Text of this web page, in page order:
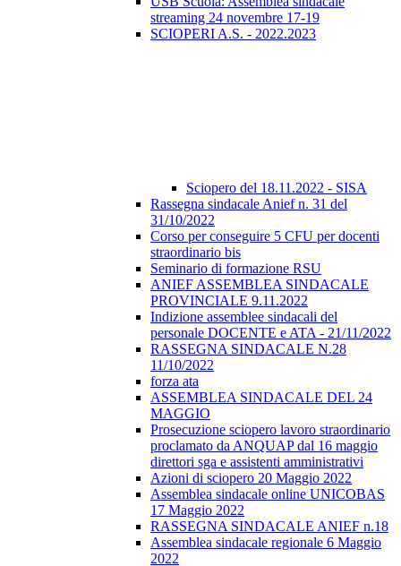
streaming 24 novembre 17-19
SCIOPERI A.S. - 2022.2023
Sciopero del 18.11.2022 - SISA
Rassegna sindacale Anief n. 31 del
31/10/2022
Corso per conseguire 5 CFU per docenti
straordinario bis
Seminario di formazione RSU
ANIEF ASSEMBLEA SINDACALE
PROVINCIALE 9.11.2022
Indizione assemblee sindacali del
personale DOCENTE e ATA - 21/11/2022
RASSEGNA SINDACALE N.28
11/10/2022
forza ata
ASSEMBLEA SINDACALE DEL 24
MAGGIO
Prosecuzione sciopero lavoro straordinario
proclamato da ANQUAP dal 16 maggio
direttori sga e assistenti amministrativi
Azioni di sciopero 20 Maggio 2022
Assemblea sindacale online UNICOBAS
17 Maggio 2022
RASSEGNA SINDACALE ANIEF n.18
Assemblea sindacale regionale 6 Maggio
2022